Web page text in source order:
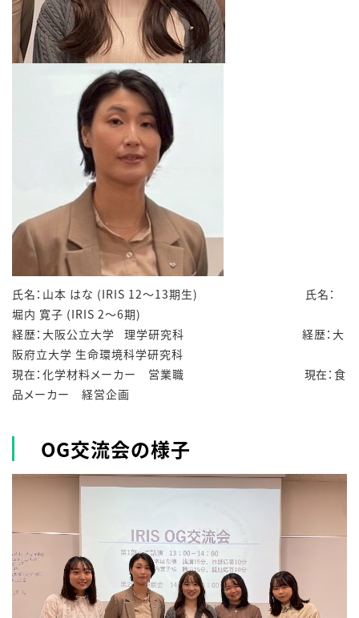
氏名：山本 はな (IRIS 12～13期生) 氏名：
堀内 寛子 (IRIS 2～6期)
経歴：大阪公立大学 理学研究科 経歴：大
阪府立大学 生命環境科学研究科
現在：化学材料メーカー 営業職 現在：食
品メーカー 経営企画
OG交流会の様子